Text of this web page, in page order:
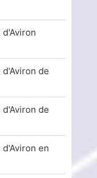
de
de
en